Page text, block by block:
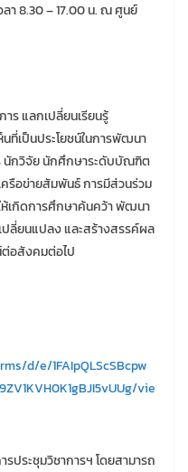
ลา 8.30 – 17.00 น. ณ ศูนย์
ร แลกเปลี่ยนเรียนรู้
ที่เป็นประโยชน์ในการพัฒนา
นักวิจัย นักศึกษาระดับบัณฑิต
รือข่ายสัมพันธ์ การมีส่วนร่วม
ห้เกิดการศึกษาค้นคว้า พัฒนา
ปลี่ยนแปลง และสร้างสรรค์ผล
อสังคมต่อไป
d/e/1FAIpQLScSBcpw
vie
ประชุมวิชาการฯ โดยสามารถ